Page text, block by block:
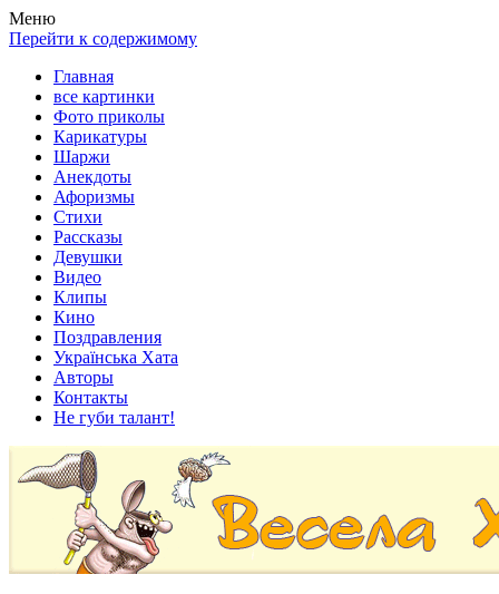
Весела хата — прикольные картинки, смешные истории,
клипы!
Покажем всем ваши фото приколы, карикатуры, шаржи, стихи,
рассказы, видео и песни!
Меню
Перейти к содержимому
Главная
все картинки
Фото приколы
Карикатуры
Шаржи
Анекдоты
Афоризмы
Стихи
Рассказы
Девушки
Видео
Клипы
Кино
Поздравления
Українська Хата
Авторы
Контакты
Не губи талант!